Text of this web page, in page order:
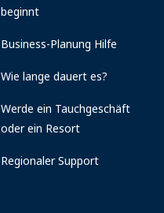
beginnt
Business-Planung Hilfe
Wie lange dauert es?
Werde ein Tauchgeschäft
oder ein Resort
Regionaler Support